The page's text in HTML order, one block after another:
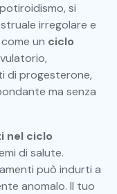
si
irregolare e
un ciclo
di progesterone,
ma senza
nel ciclo
di salute.
può indurti a
anomalo. Il tuo